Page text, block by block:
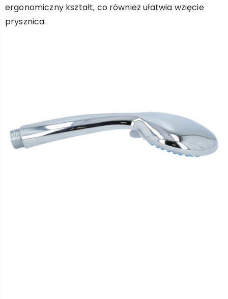
ergonomiczny kształt, co również ułatwia wzięcie
prysznica.